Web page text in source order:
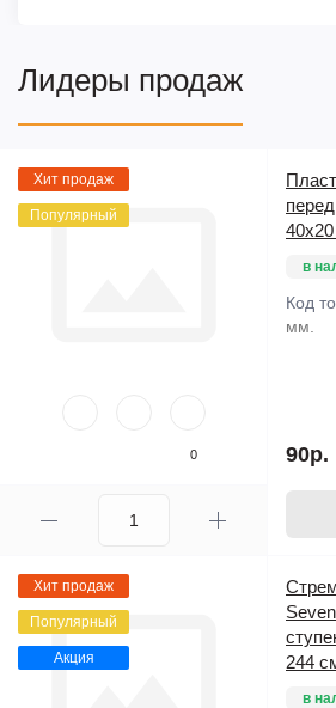
Лидеры продаж
Хит продаж
Популярный
0
в
Код
мм.
90р.
Хит продаж
Популярный
Акция
244
в